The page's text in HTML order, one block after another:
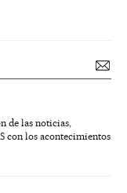
de las noticias,
con los acontecimientos